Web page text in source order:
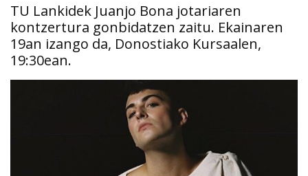
TU Lankidek Juanjo Bona jotariaren
kontzertura gonbidatzen zaitu. Ekainaren
19an izango da, Donostiako Kursaalen,
19:30ean.